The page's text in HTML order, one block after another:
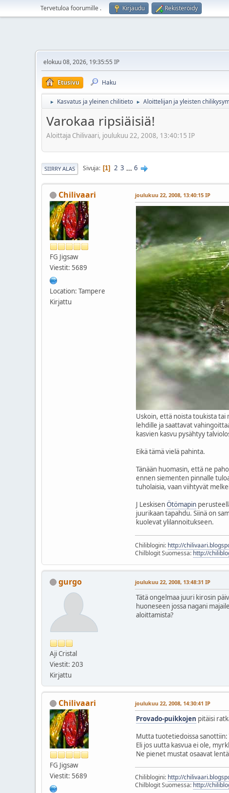
Tervetuloa foorumille . Kirjaudu Rekisteröidy
elokuu 08, 2026, 19:35:55 IP
Etusivu Haku
► Kasvatus ja yleinen chilitieto ► Aloittelijan ja yleisten
Varokaa ripsiäisiä!
Aloittaja Chilivaari, joulukuu 22, 2008, 13:40:15 IP
SIIRRY ALAS Sivuja 1 2 3 ... 6
Chilivaari
FG Jigsaw
Viestit: 5689
Location: Tampere
Kirjattu
joulukuu 22, 2008, 13:40:15 IP
Uskoin, että noista toukista tai
lehdille ja saattavat
kasvien kasvu pysähtyy
Eikä tämä vielä pahinta.
Tänään huomasin, että ne
ennen siementen pinnalle
tuholaisia, vaan viihtyvät
J LeskisenÖtömapin
juurikaan tapahdu. Siinä on
kuolevat ylilannoitukseen.
Chiliblogini: http://
Chilblogit Suomessa: http://
gurgo
Aji Cristal
Viestit: 203
Kirjattu
joulukuu 22, 2008, 13:48:31 IP
Tätä ongelmaa juuri kirosin
huoneseen jossa nagani
aloittamista?
Chilivaari
FG Jigsaw
Viestit: 5689
joulukuu 22, 2008, 14:30:41 IP
Provado-puikkojen pitäisi
Mutta tuotetiedoissa sanottiin:
Eli jos uutta kasvua ei ole,
Ne pienet mustat osaavat
Chiliblogini: http://
Chilblogit Suomessa: http://